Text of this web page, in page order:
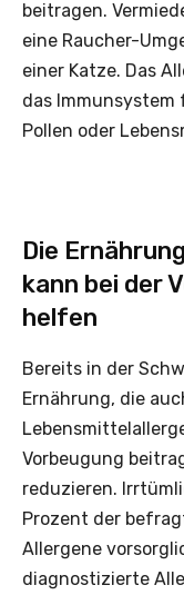
beitragen.
eine Raucher-
einer Katze. Das
das
Pollen oder
Die
kann bei der
helfen
Bereits in der
Ernährung, die
Vorbeugung
reduzieren.
Prozent der
Allergene
diagnostizierte